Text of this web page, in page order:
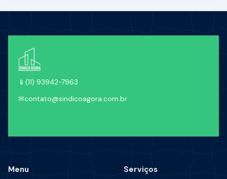
📱 (11) 93942-7963
✉contato@sindicoagora.com.br
Menu Serviços